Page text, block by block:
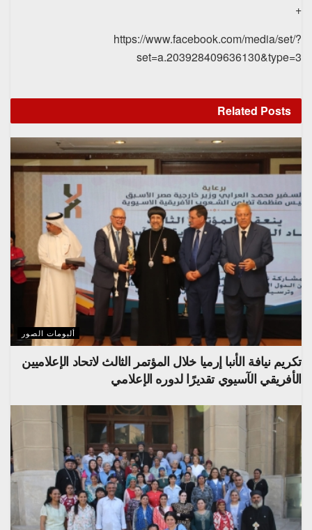
+
https://www.facebook.com/media/set/?
set=a.203928409636130&type=3
Related Posts
ألبومات الصور
تكريم نيافة الأنبا إرميا خلال المؤتمر الثالث لاتحاد الإعلاميين
الأفريقي الآسيوي تقديرًا لدوره الإعلامي